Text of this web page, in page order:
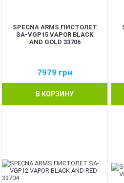
SPECNA ARMS ПИСТОЛЕТ
SA-VGP15 VAPOR BLACK
AND GOLD 33706
7979 грн
В КОРЗИНУ